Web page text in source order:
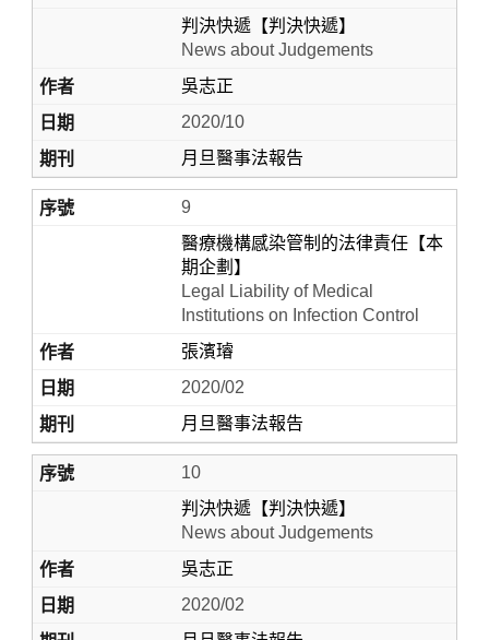
判決快遞【判決快遞】
News about Judgements
吳志正
2020/10
月旦醫事法報告
9
醫療機構感染管制的法律責任【本
期企劃】
Legal Liability of Medical
Institutions on Infection Control
張濱璿
2020/02
月旦醫事法報告
10
判決快遞【判決快遞】
News about Judgements
吳志正
2020/02